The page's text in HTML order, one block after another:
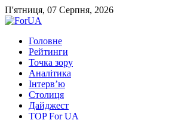
П'ятниця, 07 Серпня, 2026
Головне
Рейтинги
Точка зору
Аналітика
Інтерв’ю
Столиця
Дайджест
TOP For UA